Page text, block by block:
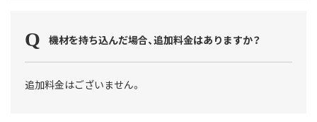
機材を持ち込んだ場合、追加料金はありますか？
追加料金はございません。